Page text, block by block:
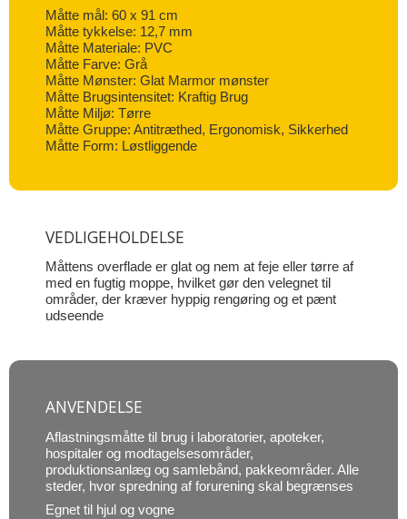
Måtte mål: 60 x 91 cm
Måtte tykkelse: 12,7 mm
Måtte Materiale: PVC
Måtte Farve: Grå
Måtte Mønster: Glat Marmor mønster
Måtte Brugsintensitet: Kraftig Brug
Måtte Miljø: Tørre
Måtte Gruppe: Antitræthed, Ergonomisk, Sikkerhed
Måtte Form: Løstliggende
VEDLIGEHOLDELSE
Måttens overflade er glat og nem at feje eller tørre af
med en fugtig moppe, hvilket gør den velegnet til
områder, der kræver hyppig rengøring og et pænt
udseende
ANVENDELSE
Aflastningsmåtte til brug i laboratorier, apoteker,
hospitaler og modtagelsesområder,
produktionsanlæg og samlebånd, pakkeområder. Alle
steder, hvor spredning af forurening skal begrænses
Egnet til hjul og vogne